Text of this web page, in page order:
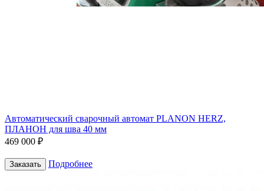
Автоматический сварочный автомат PLANON HERZ,
ПЛАНОН для шва 40 мм
469 000 ₽
Заказать Подробнее